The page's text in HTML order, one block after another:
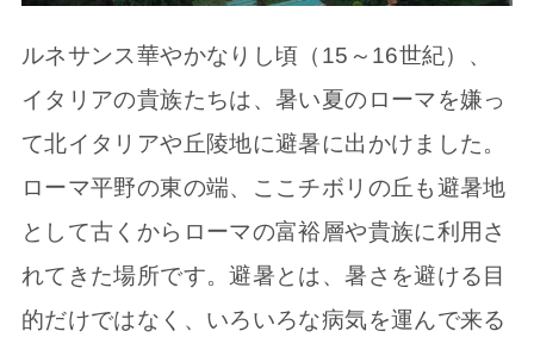
ルネサンス華やかなりし頃（15～16世紀）、
イタリアの貴族たちは、暑い夏のローマを嫌っ
て北イタリアや丘陵地に避暑に出かけました。
ローマ平野の東の端、ここチボリの丘も避暑地
として古くからローマの富裕層や貴族に利用さ
れてきた場所です。避暑とは、暑さを避ける目
的だけではなく、いろいろな病気を運んで来る